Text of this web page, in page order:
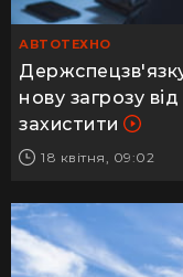
АВТОТЕХНО
нову загрозу
захистити
18 квітня, 09:02